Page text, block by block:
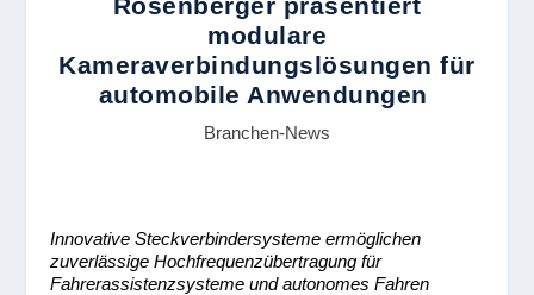
modulare
Kameraverbindungslösungen für
automobile Anwendungen
Branchen-News
Innovative Steckverbindersysteme ermöglichen
zuverlässige Hochfrequenzübertragung für
Fahrerassistenzsysteme und autonomes Fahren